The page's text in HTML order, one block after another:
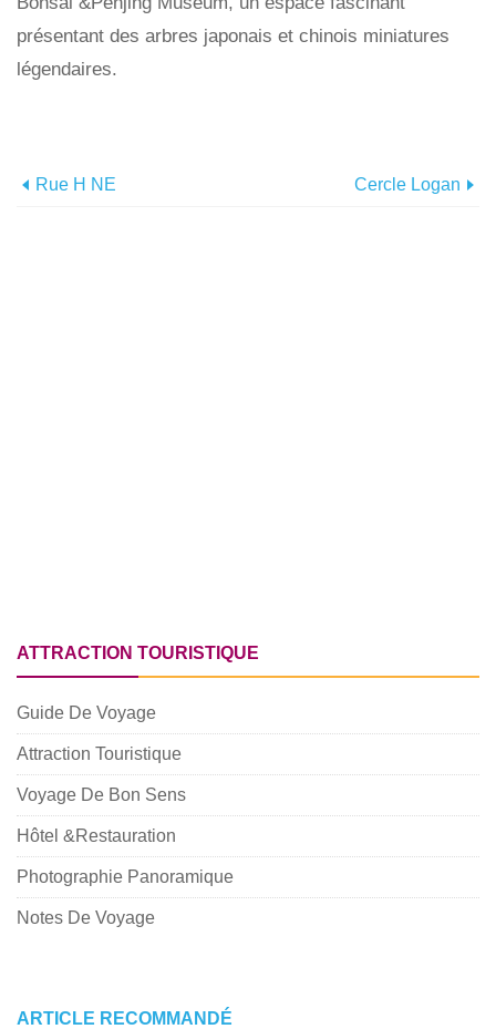
présentant des arbres japonais et chinois miniatures
légendaires.
Rue H NE Cercle Logan
ATTRACTION TOURISTIQUE
Guide De Voyage
Attraction Touristique
Voyage De Bon Sens
Hôtel &Restauration
Photographie Panoramique
Notes De Voyage
ARTICLE RECOMMANDÉ